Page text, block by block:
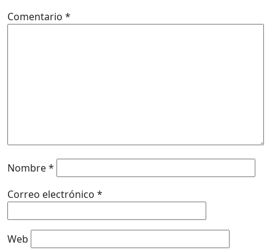
Comentario *
Nombre*
Correo electrónico *
Web